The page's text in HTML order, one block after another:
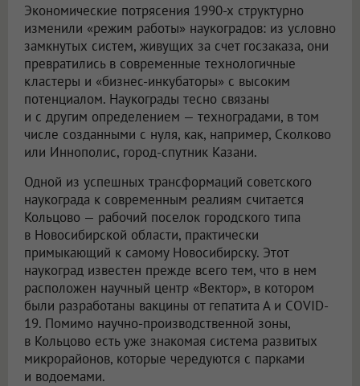
Экономические потрясения 1990-х структурно
изменили «режим работы» наукоградов: из условно
замкнутых систем, живущих за счет госзаказа, они
превратились в современные технологичные
кластеры и «бизнес-инкубаторы» с высоким
потенциалом. Наукограды тесно связаны
и с другим определением — техноградами, в том
числе созданными с нуля, как, например, Сколково
или Иннополис, город-спутник Казани.
Одной из успешных трансформаций советского
наукограда к современным реалиям считается
Кольцово — рабочий поселок городского типа
в Новосибирской области, практически
примыкающий к самому Новосибирску. Этот
наукоград известен прежде всего тем, что в нем
расположен научный центр «Вектор», в котором
были разработаны вакцины от гепатита А и COVID-
19. Помимо научно-производственной зоны,
в Кольцово есть уже знакомая система развитых
микрорайонов, которые чередуются с парками
и водоемами.